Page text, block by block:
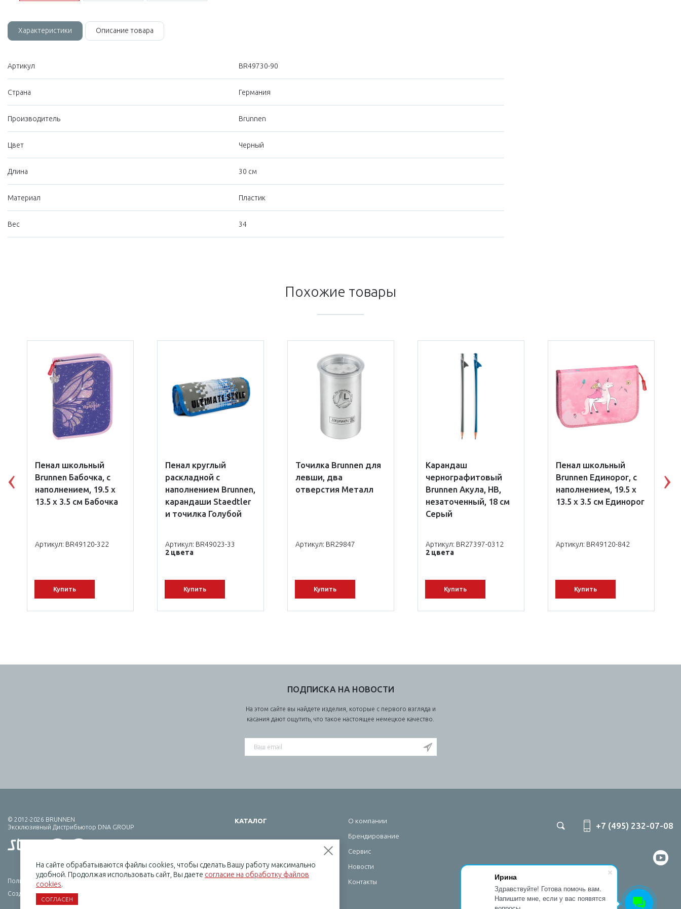
Ирина
Здравствуйте! Готова помочь вам.
Напишите мне, если у вас появятся
Характеристики Описание товара
Артикул BR49730-90
Страна Германия
Производитель Brunnen
Цвет Черный
Длина 30 см
Материал Пластик
Вес 34
Похожие товары
Пенал школьный
Brunnen Бабочка, с
наполнением, 19.5 х
13.5 х 3.5 см Бабочка
Артикул: BR49120-322
Купить
Пенал круглый
раскладной с
наполнением Brunnen,
карандаши Staedtler
и точилка Голубой
Артикул: BR49023-33
2 цвета
Купить
Точилка Brunnen для
левши, два
отверстия Металл
Артикул: BR29847
Купить
Карандаш
чернографитовый
Brunnen Акула, НВ,
незаточенный, 18 см
Серый
Артикул: BR27397-0312
2 цвета
Купить
Пенал школьный
Brunnen Единорог, с
наполнением, 19.5 х
13.5 х 3.5 см Единорог
Артикул: BR49120-842
Купить
ПОДПИСКА НА НОВОСТИ
На этом сайте вы найдете изделия, которые с первого взгляда и
касания дают ощутить, что такое настоящее немецкое качество.
© 2012-2026 BRUNNEN
Эксклюзивный Дистрибьютор DNA GROUP
Политика конфиденциальности
Создание сайта — HCube
КАТАЛОГ
Бумажная продукция
О компании
Брендирование
Сервис
Новости
Контакты
+7 (495) 232-07-08
На сайте обрабатываются файлы cookies, чтобы сделать Вашу работу максимально
удобной. Продолжая использовать сайт, Вы даете согласие на обработку файлов
cookies.
СОГЛАСЕН